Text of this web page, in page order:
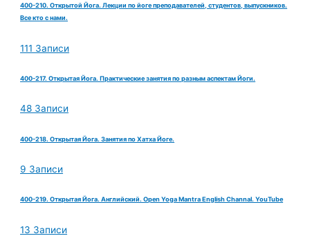
400-210. Открытой Йога. Лекции по йоге преподавателей, студентов, выпускников.
Все кто с нами.
111 Записи
400-217. Открытая Йога. Практические занятия по разным аспектам Йоги.
48 Записи
400-218. Открытая Йога. Занятия по Хатха Йоге.
9 Записи
400-219. Открытая Йога. Английский. Open Yoga Mantra English Channal. YouTube
13 Записи